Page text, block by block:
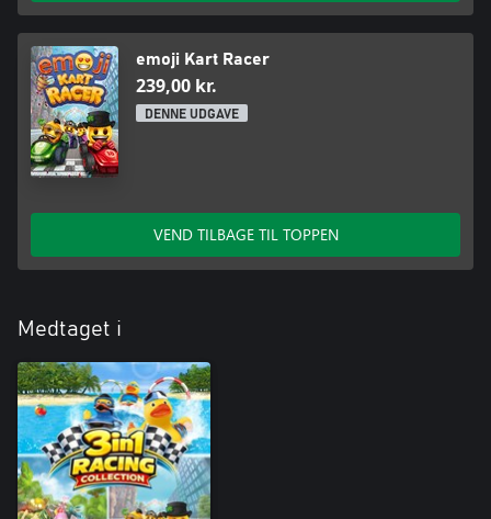
emoji Kart Racer
239,00 kr.
DENNE UDGAVE
VEND TILBAGE TIL TOPPEN
Medtaget i